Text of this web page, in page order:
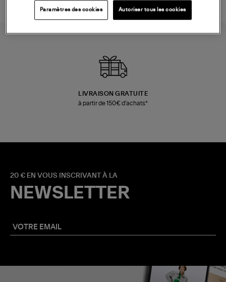
LIVRAISON GRATUITE
à partir de 150€ d'achats*
20 € EN VOUS INSCRIVANT À LA
NEWSLETTER
Paramètres des cookies Autoriser tous les cookies